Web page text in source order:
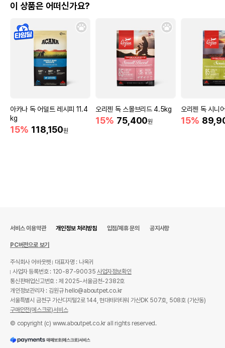
이 상품은 어떠신가요?
아카나 독 어덜트 레시피 11.4
kg
15% 118,150원
오리젠 독 스몰브리드 4.5kg
15% 75,400원
오리젠 독 시니
15%
서비스 이용약관 개인정보 처리방침 입점/제휴 문의 공지사항
PC버전으로 보기
주식회사 어바웃펫
대표자명 : 나옥귀
사업자 등록번호 : 120-87-90035사업자정보확인
통신판매업신고번호 : 제 2025-서울금천-2382호
개인정보관리자 : 김원규 hello@aboutpet.co.kr
서울특별시 금천구 가산디지털2로 144, 현대테라타워 가산DK 507호, 508호 (가산동)
구매안전(에스크로)서비스
© copyright (c) www.aboutpet.co.kr all rights reserved.